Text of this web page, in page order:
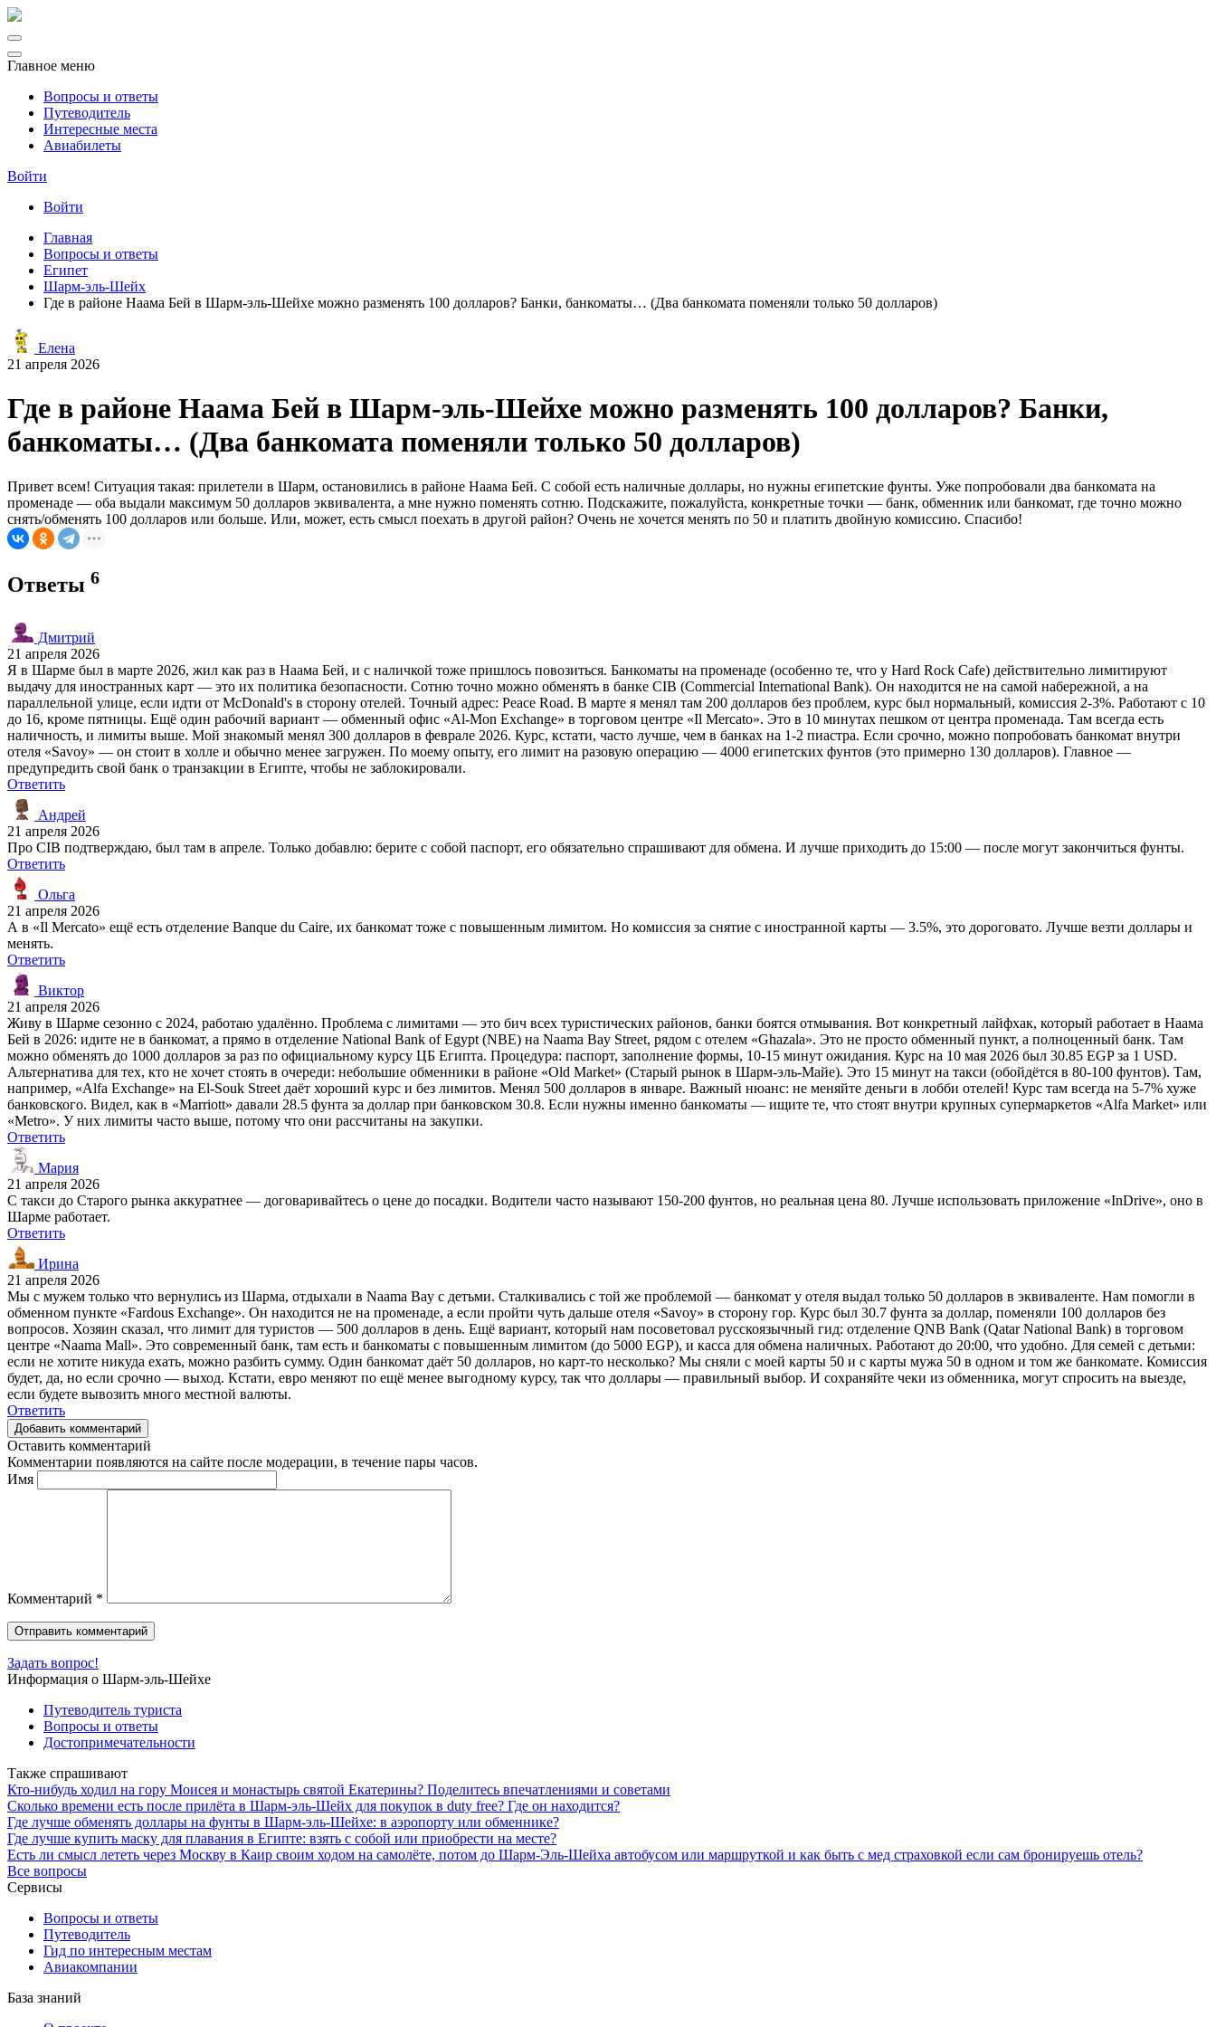
Главное меню
Вопросы и ответы
Путеводитель
Интересные места
Авиабилеты
Войти
Войти
Главная
Вопросы и ответы
Египет
Шарм-эль-Шейх
Где в районе Наама Бей в Шарм-эль-Шейхе можно разменять 100 долларов? Банки, банкоматы… (Два банкомата поменяли только 50 долларов)
Елена
21 апреля 2026
Где в районе Наама Бей в Шарм-эль-Шейхе можно разменять 100 долларов? Банки,
банкоматы… (Два банкомата поменяли только 50 долларов)
Привет всем! Ситуация такая: прилетели в Шарм, остановились в районе Наама Бей. С собой есть наличные доллары, но нужны египетские фунты. Уже попробовали два банкомата на
променаде — оба выдали максимум 50 долларов эквивалента, а мне нужно поменять сотню. Подскажите, пожалуйста, конкретные точки — банк, обменник или банкомат, где точно можно
снять/обменять 100 долларов или больше. Или, может, есть смысл поехать в другой район? Очень не хочется менять по 50 и платить двойную комиссию. Спасибо!
Ответы 6
Дмитрий
21 апреля 2026
Я в Шарме был в марте 2026, жил как раз в Наама Бей, и с наличкой тоже пришлось повозиться. Банкоматы на променаде (особенно те, что у Hard Rock Cafe) действительно лимитируют
выдачу для иностранных карт — это их политика безопасности. Сотню точно можно обменять в банке CIB (Commercial International Bank). Он находится не на самой набережной, а на
параллельной улице, если идти от McDonald's в сторону отелей. Точный адрес: Peace Road. В марте я менял там 200 долларов без проблем, курс был нормальный, комиссия 2-3%. Работают с 10
до 16, кроме пятницы. Ещё один рабочий вариант — обменный офис «Al-Mon Exchange» в торговом центре «Il Mercato». Это в 10 минутах пешком от центра променада. Там всегда есть
наличность, и лимиты выше. Мой знакомый менял 300 долларов в феврале 2026. Курс, кстати, часто лучше, чем в банках на 1-2 пиастра. Если срочно, можно попробовать банкомат внутри
отеля «Savoy» — он стоит в холле и обычно менее загружен. По моему опыту, его лимит на разовую операцию — 4000 египетских фунтов (это примерно 130 долларов). Главное —
предупредить свой банк о транзакции в Египте, чтобы не заблокировали.
Ответить
Андрей
21 апреля 2026
Про CIB подтверждаю, был там в апреле. Только добавлю: берите с собой паспорт, его обязательно спрашивают для обмена. И лучше приходить до 15:00 — после могут закончиться фунты.
Ответить
Ольга
21 апреля 2026
А в «Il Mercato» ещё есть отделение Banque du Caire, их банкомат тоже с повышенным лимитом. Но комиссия за снятие с иностранной карты — 3.5%, это дороговато. Лучше везти доллары и
менять.
Ответить
Виктор
21 апреля 2026
Живу в Шарме сезонно с 2024, работаю удалённо. Проблема с лимитами — это бич всех туристических районов, банки боятся отмывания. Вот конкретный лайфхак, который работает в Наама
Бей в 2026: идите не в банкомат, а прямо в отделение National Bank of Egypt (NBE) на Naama Bay Street, рядом с отелем «Ghazala». Это не просто обменный пункт, а полноценный банк. Там
можно обменять до 1000 долларов за раз по официальному курсу ЦБ Египта. Процедура: паспорт, заполнение формы, 10-15 минут ожидания. Курс на 10 мая 2026 был 30.85 EGP за 1 USD.
Альтернатива для тех, кто не хочет стоять в очереди: небольшие обменники в районе «Old Market» (Старый рынок в Шарм-эль-Майе). Это 15 минут на такси (обойдётся в 80-100 фунтов). Там,
например, «Alfa Exchange» на El-Souk Street даёт хороший курс и без лимитов. Менял 500 долларов в январе. Важный нюанс: не меняйте деньги в лобби отелей! Курс там всегда на 5-7% хуже
банковского. Видел, как в «Marriott» давали 28.5 фунта за доллар при банковском 30.8. Если нужны именно банкоматы — ищите те, что стоят внутри крупных супермаркетов «Alfa Market» или
«Metro». У них лимиты часто выше, потому что они рассчитаны на закупки.
Ответить
Мария
21 апреля 2026
С такси до Старого рынка аккуратнее — договаривайтесь о цене до посадки. Водители часто называют 150-200 фунтов, но реальная цена 80. Лучше использовать приложение «InDrive», оно в
Шарме работает.
Ответить
Ирина
21 апреля 2026
Мы с мужем только что вернулись из Шарма, отдыхали в Naama Bay с детьми. Сталкивались с той же проблемой — банкомат у отеля выдал только 50 долларов в эквиваленте. Нам помогли в
обменном пункте «Fardous Exchange». Он находится не на променаде, а если пройти чуть дальше отеля «Savoy» в сторону гор. Курс был 30.7 фунта за доллар, поменяли 100 долларов без
вопросов. Хозяин сказал, что лимит для туристов — 500 долларов в день. Ещё вариант, который нам посоветовал русскоязычный гид: отделение QNB Bank (Qatar National Bank) в торговом
центре «Naama Mall». Это современный банк, там есть и банкоматы с повышенным лимитом (до 5000 EGP), и касса для обмена наличных. Работают до 20:00, что удобно. Для семей с детьми:
если не хотите никуда ехать, можно разбить сумму. Один банкомат даёт 50 долларов, но карт-то несколько? Мы сняли с моей карты 50 и с карты мужа 50 в одном и том же банкомате. Комиссия
будет, да, но если срочно — выход. Кстати, евро меняют по ещё менее выгодному курсу, так что доллары — правильный выбор. И сохраняйте чеки из обменника, могут спросить на выезде,
если будете вывозить много местной валюты.
Ответить
Добавить комментарий
Оставить комментарий
Комментарии появляются на сайте после модерации, в течение пары часов.
Имя
Комментарий *
Задать вопрос!
Информация о Шарм-эль-Шейхе
Путеводитель туриста
Вопросы и ответы
Достопримечательности
Также спрашивают
Кто-нибудь ходил на гору Моисея и монастырь святой Екатерины? Поделитесь впечатлениями и советами
Сколько времени есть после прилёта в Шарм-эль-Шейх для покупок в duty free? Где он находится?
Где лучше обменять доллары на фунты в Шарм-эль-Шейхе: в аэропорту или обменнике?
Где лучше купить маску для плавания в Египте: взять с собой или приобрести на месте?
Есть ли смысл лететь через Москву в Каир своим ходом на самолёте, потом до Шарм-Эль-Шейха автобусом или маршруткой и как быть с мед страховкой если сам бронируешь отель?
Все вопросы
Сервисы
Вопросы и ответы
Путеводитель
Гид по интересным местам
Авиакомпании
База знаний